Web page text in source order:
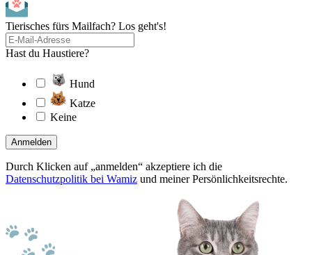
Tierisches fürs Mailfach? Los geht's!
Hast du Haustiere?
Hund
Katze
Keine
Anmelden
Durch Klicken auf „anmelden“ akzeptiere ich die
Datenschutzpolitik bei Wamiz und meiner Persönlichkeitsrechte.